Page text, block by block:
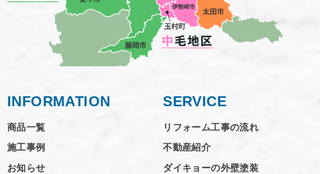
INFORMATION
商品一覧
施工事例
お知らせ
SERVICE
リフォーム工事の流れ
不動産紹介
ダイキョーの外壁塗装